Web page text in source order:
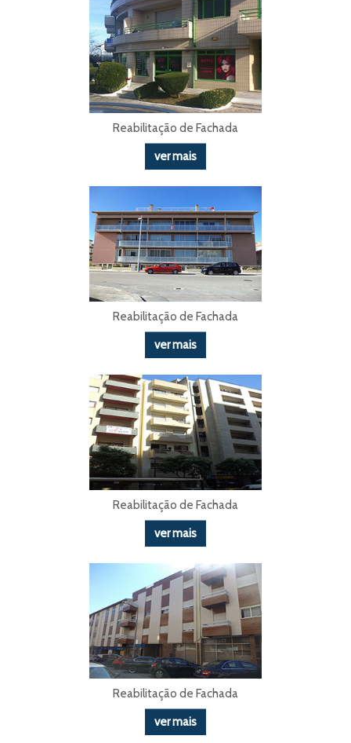
Reabilitação de Fachada
ver mais
Reabilitação de Fachada
ver mais
Reabilitação de Fachada
ver mais
Reabilitação de Fachada
ver mais